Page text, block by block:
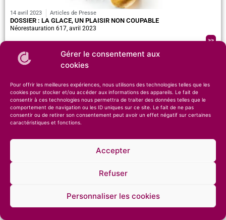
Gérer le consentement aux
cookies
Pour offrir les meilleures expériences, nous utilisons des technologies telles que les
cookies pour stocker et/ou accéder aux informations des appareils. Le fait de
consentir à ces technologies nous permettra de traiter des données telles que le
comportement de navigation ou les ID uniques sur ce site. Le fait de ne pas
consentir ou de retirer son consentement peut avoir un effet négatif sur certaines
caractéristiques et fonctions.
Accepter
Refuser
Personnaliser les cookies
14 avril 2023 Articles de Presse
DOSSIER : LA GLACE, UN PLAISIR NON COUPABLE
Néorestauration 617, avril 2023
>>
pâtisseries •